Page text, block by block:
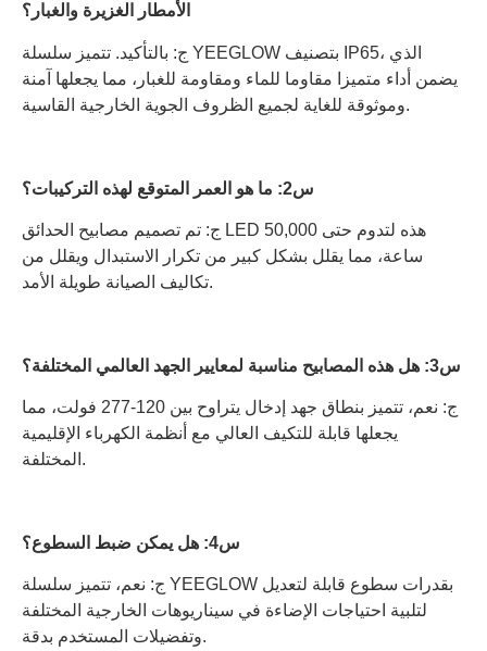
الأمطار الغزيرة والغبار؟
ج: بالتأكيد. تتميز سلسلة YEEGLOW بتصنيف IP65، الذي
يضمن أداء متميزا مقاوما للماء ومقاومة للغبار، مما يجعلها آمنة
وموثوقة للغاية لجميع الظروف الجوية الخارجية القاسية.
س2: ما هو العمر المتوقع لهذه التركيبات؟
ج: تم تصميم مصابيح الحدائق LED هذه لتدوم حتى 50,000
ساعة، مما يقلل بشكل كبير من تكرار الاستبدال ويقلل من
تكاليف الصيانة طويلة الأمد.
س3: هل هذه المصابيح مناسبة لمعايير الجهد العالمي المختلفة؟
ج: نعم، تتميز بنطاق جهد إدخال يتراوح بين 120-277 فولت، مما
يجعلها قابلة للتكيف العالي مع أنظمة الكهرباء الإقليمية
المختلفة.
س4: هل يمكن ضبط السطوع؟
ج: نعم، تتميز سلسلة YEEGLOW بقدرات سطوع قابلة لتعديل
لتلبية احتياجات الإضاءة في سيناريوهات الخارجية المختلفة
وتفضيلات المستخدم بدقة.